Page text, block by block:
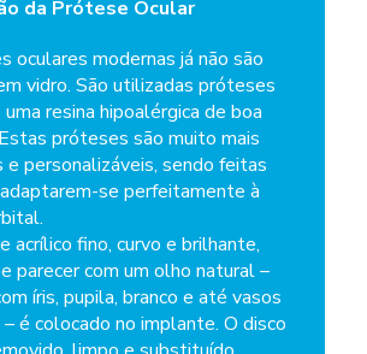
da Prótese Ocular
oculares modernas já não são
vidro. São utilizadas próteses
uma resina hipoalérgica de boa
próteses são muito mais
personalizáveis, sendo feitas
se perfeitamente à
acrílico fino, curvo e brilhante,
parecer com um olho natural –
íris, pupila, branco e até vasos
é colocado no implante. O disco